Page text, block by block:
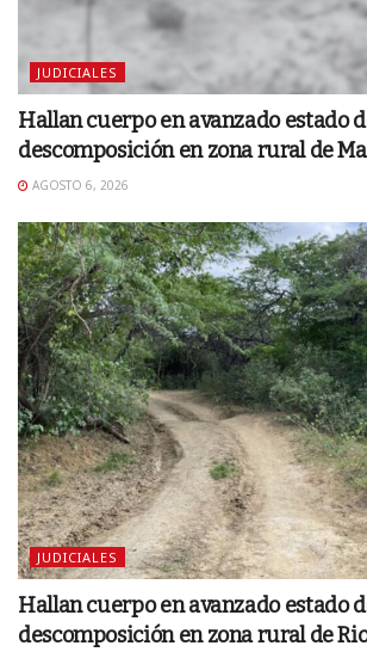
JUDICIALES
Hallan cuerpo en avanzado estado
descomposición en zona rural de
AGOSTO 6, 2026
JUDICIALES
Hallan cuerpo en avanzado estado
descomposición en zona rural de